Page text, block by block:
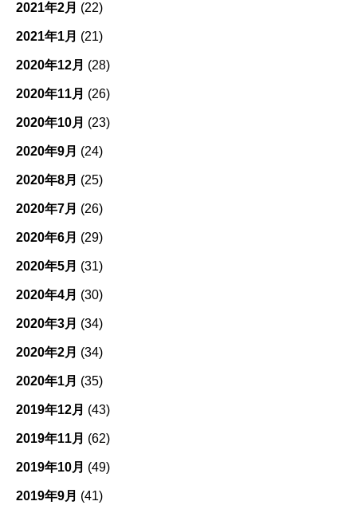
2021年2月 (22)
2021年1月 (21)
2020年12月 (28)
2020年11月 (26)
2020年10月 (23)
2020年9月 (24)
2020年8月 (25)
2020年7月 (26)
2020年6月 (29)
2020年5月 (31)
2020年4月 (30)
2020年3月 (34)
2020年2月 (34)
2020年1月 (35)
2019年12月 (43)
2019年11月 (62)
2019年10月 (49)
2019年9月 (41)